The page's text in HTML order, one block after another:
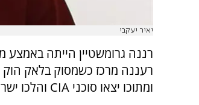
יאיר יעקבי
רננה גרומשטיין הייתה באמצע
רעננה מרכז כשמסוק בלאק
ומתוכו יצאו סוכני CIA והלכו